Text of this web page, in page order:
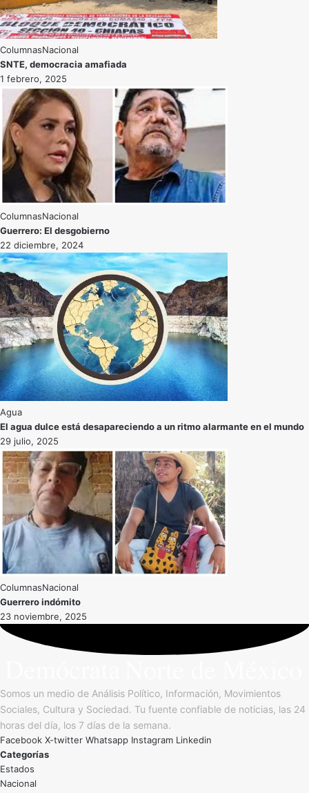
Nacional
SNTE, democracia amafiada
1 febrero, 2025
Nacional
Guerrero: El desgobierno
22 diciembre, 2024
Agua
El agua dulce está desapareciendo a un ritmo alarmante en el mundo
29 julio, 2025
Nacional
Guerrero indómito
23 noviembre, 2025
Somos un medio de Análisis Político, Información, Movimientos
Sociales, Cultura y Sociedad. Tu fuente confiable de noticias, las 24
horas del día, los 7 días de la semana.
Facebook X-twitter Whatsapp Instagram Linkedin
Categorías
Estados
Nacional